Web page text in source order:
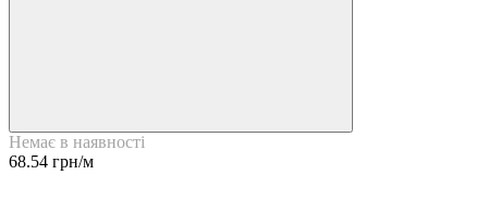
Немає в наявності
68.54 грн/м